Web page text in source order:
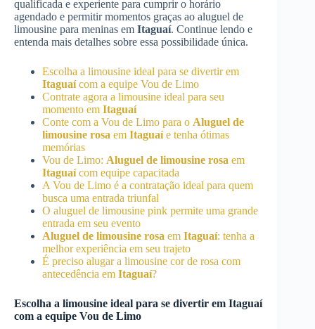
qualificada e experiente para cumprir o horário
agendado e permitir momentos graças ao aluguel de
limousine para meninas em Itaguaí. Continue lendo e
entenda mais detalhes sobre essa possibilidade única.
Escolha a limousine ideal para se divertir em
Itaguaícom a equipe Vou de Limo
Contrate agora a limousine ideal para seu
momento em Itaguaí
Conte com a Vou de Limo para o Aluguel de
limousine rosa em Itaguaíe tenha ótimas
memórias
Vou de Limo: Aluguel de limousine rosa em
Itaguaícom equipe capacitada
A Vou de Limo é a contratação ideal para quem
busca uma entrada triunfal
O aluguel de limousine pink permite uma grande
entrada em seu evento
Aluguel de limousine rosa em Itaguaí: tenha a
melhor experiência em seu trajeto
É preciso alugar a limousine cor de rosa com
antecedência em Itaguaí?
Escolha a limousine ideal para se divertir em Itaguaí
com a equipe Vou de Limo